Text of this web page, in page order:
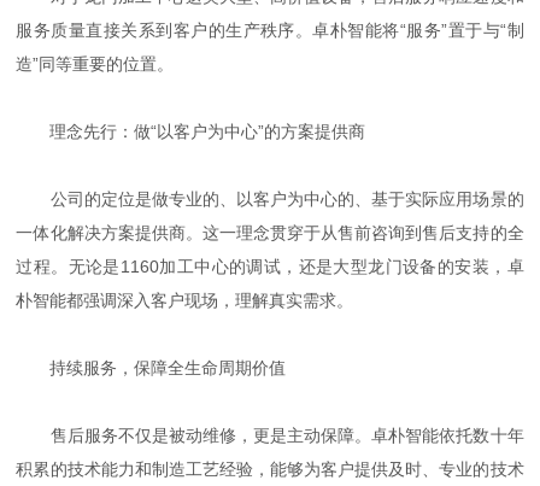
服务质量直接关系到客户的生产秩序。卓朴智能将“服务”置于与“制
造”同等重要的位置。
理念先行：做“以客户为中心”的方案提供商
公司的定位是做专业的、以客户为中心的、基于实际应用场景的
一体化解决方案提供商。这一理念贯穿于从售前咨询到售后支持的全
过程。无论是1160加工中心的调试，还是大型龙门设备的安装，卓
朴智能都强调深入客户现场，理解真实需求。
持续服务，保障全生命周期价值
售后服务不仅是被动维修，更是主动保障。卓朴智能依托数十年
积累的技术能力和制造工艺经验，能够为客户提供及时、专业的技术